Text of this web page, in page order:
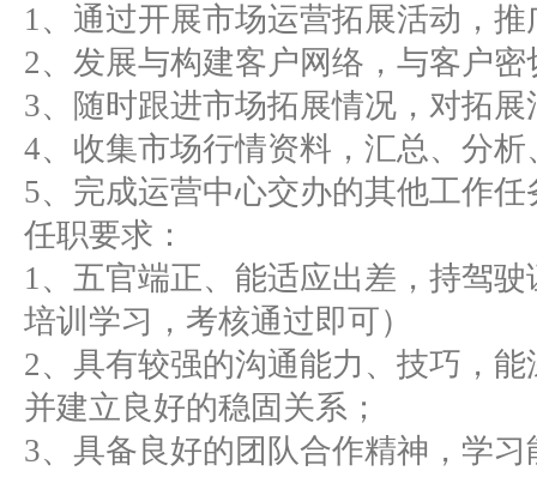
1、通过开展市场运营拓展活动，推
2、发展与构建客户网络，与客户密
3、随时跟进市场拓展情况，对拓
4、收集市场行情资料，汇总、分析
5、完成运营中心交办的其他工作任
任职要求：
1、五官端正、能适应出差，持驾
培训学习，考核通过即可）
2、具有较强的沟通能力、技巧，
并建立良好的稳固关系；
3、具备良好的团队合作精神，学